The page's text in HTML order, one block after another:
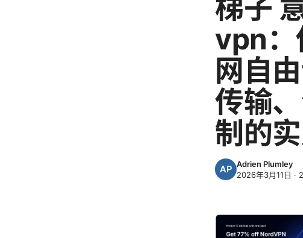
梯子
vpn：
网自
传输
制的
Adrien Plumley
2026年3月11日 · 2